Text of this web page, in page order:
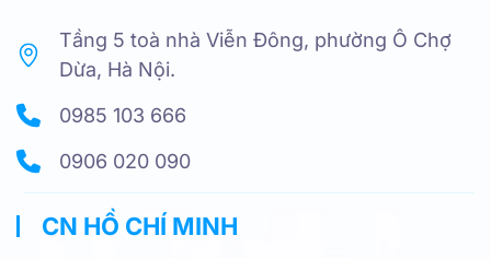
Tầng 5 toà nhà Viễn Đông, phường Ô Chợ
Dừa, Hà Nội.
0985 103 666
0906 020 090
CN HỒ CHÍ MINH